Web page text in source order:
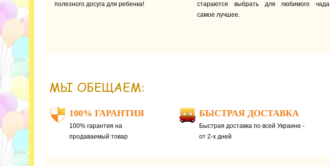
полезного досуга для ребенка!
стараются выбрать для любимого чада
самое лучшее.
МЫ ОБЕЩАЕМ:
100% ГАРАНТИЯ
100% гарантия на
продаваемый товар
БЫСТРАЯ ДОСТАВКА
Быстрая доставка по всей Украине -
от 2-х дней